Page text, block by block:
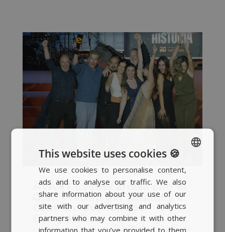
AVANT Events arrasa con el
Gran Premio del Jurado y 2
Oros en los Premios
EventoPlus
byRaquel López|Sep 18, 2025|Actualidad
SPANISH
BASQUE
CATALAN
ENGLISH
This website uses cookies 🍪
We use cookies to personalise content,
ads and to analyse our traffic. We also
share information about your use of our
site with our advertising and analytics
partners who may combine it with other
information that you’ve provided to them